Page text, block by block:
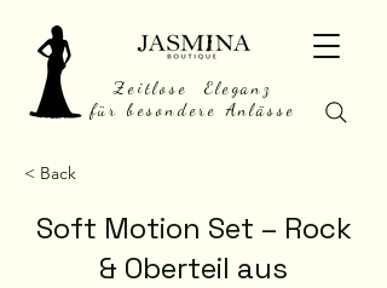
Zeitlose Eleganz
für besondere Anlässe
< Back
Soft Motion Set – Rock
& Oberteil aus